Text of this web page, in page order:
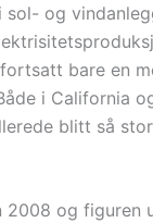
og
bare en
i California
blitt så
og figuren